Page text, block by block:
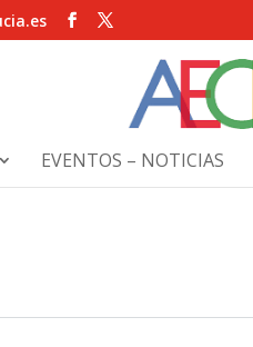
EVENTOS – NOTICIAS